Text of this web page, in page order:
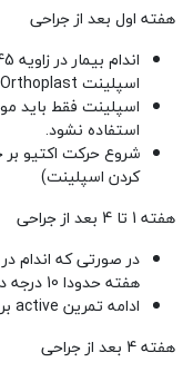
هفته اول بعد از جراحی
اسپلینت Orthoplast قرار داده می شود.
اسپلینت فقط باید
استفاده نشود.
شروع حرکت اکتیو بر
کردن اسپلینت)
هفته 1 تا 4 بعد از جراحی
هفته حدودا 10 درجه دامنه extension آرنج اضافه شود.
ادامه تمرین active بر خلاف جاذبه
هفته 4 بعد از جراحی